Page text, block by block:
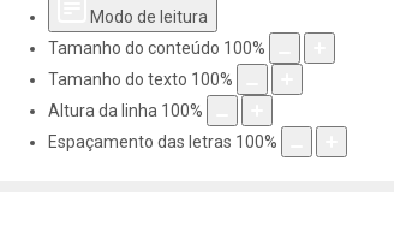
Modo de leitura
Tamanho do conteúdo 100%
Tamanho do texto 100%
Altura da linha 100%
Espaçamento das letras 100%